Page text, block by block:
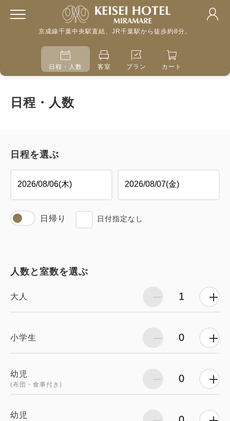
京成線千葉中央駅直結、JR千葉駅から徒歩約8分。
日程・人数 客室 プラン カート
日程・人数
日程を選ぶ
日帰り 日付指定なし
人数と室数を選ぶ
大人
小学生
幼児
(布団・食事付き)
幼児